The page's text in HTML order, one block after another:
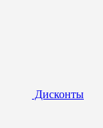
Дисконты